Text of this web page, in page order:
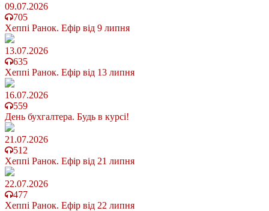
09.07.2026
705
Хеппі Ранок. Ефір від 9 липня
13.07.2026
635
Хеппі Ранок. Ефір від 13 липня
16.07.2026
559
День бухгалтера. Будь в курсі!
21.07.2026
512
Хеппі Ранок. Ефір від 21 липня
22.07.2026
477
Хеппі Ранок. Ефір від 22 липня